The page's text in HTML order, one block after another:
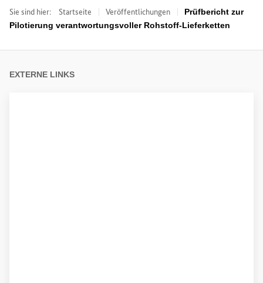
Sie sind hier: Startseite Veröffentlichungen
Prüfbericht zur
Pilotierung verantwortungsvoller Rohstoff-Lieferketten
EXTERNE LINKS